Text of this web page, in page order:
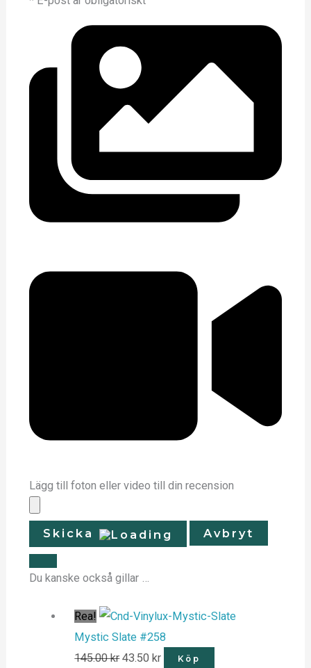
Lägg till foton eller video till din recension
Skicka Avbryt
Du kanske också gillar …
Rea!
Mystic Slate #258
145.00kr 43.50 kr Köp